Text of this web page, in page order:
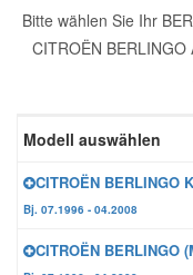
Bitte wählen Sie Ihr
CITROËN
Modell auswählen
CITROËN BERLINGO
Bj. 07.1996 - 04.2008
CITROËN BERLINGO
Reparatur-
Daewoo